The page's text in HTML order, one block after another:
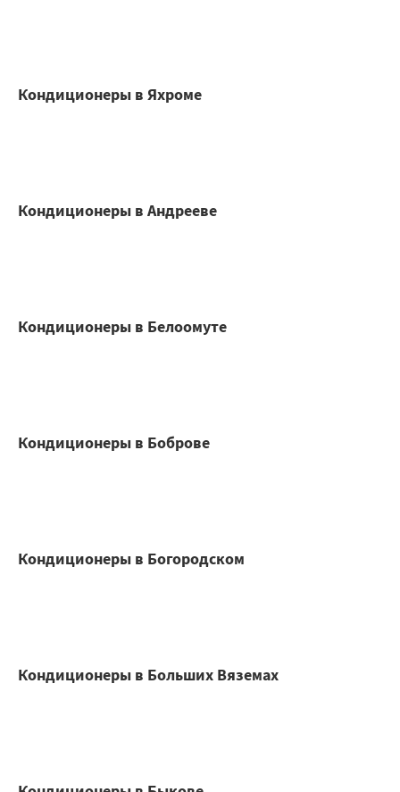
Кондиционеры в Яхроме
Кондиционеры в Андрееве
Кондиционеры в Белоомуте
Кондиционеры в Боброве
Кондиционеры в Богородском
Кондиционеры в Больших Вяземах